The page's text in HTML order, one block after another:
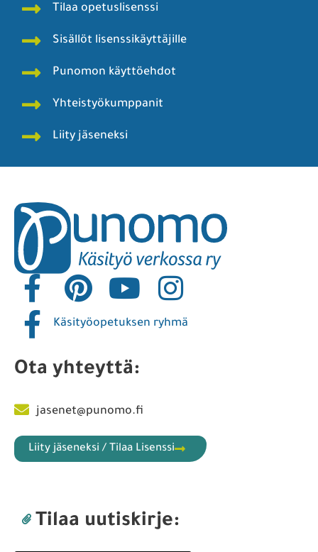
Tilaa opetuslisenssi
Sisällöt lisenssikäyttäjille
Punomon käyttöehdot
Yhteistyökumppanit
Liity jäseneksi
Käsityöopetuksen ryhmä
Ota yhteyttä:
jasenet@punomo.fi
Liity jäseneksi / Tilaa Lisenssi
Tilaa uutiskirje: